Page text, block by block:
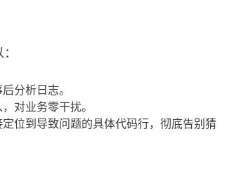
分析日志。
对业务零干扰。
位到导致问题的具体代码行，彻底告别猜